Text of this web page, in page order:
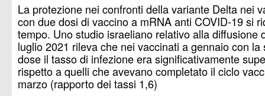
La protezione nei confronti della variante Delta nei
con due dosi di vaccino a mRNA anti COVID-19 si
tempo. Uno studio israeliano relativo alla diffusione
luglio 2021 rileva che nei vaccinati a gennaio con la
dose il tasso di infezione era significativamente
rispetto a quelli che avevano completato il ciclo
marzo (rapporto dei tassi 1,6)